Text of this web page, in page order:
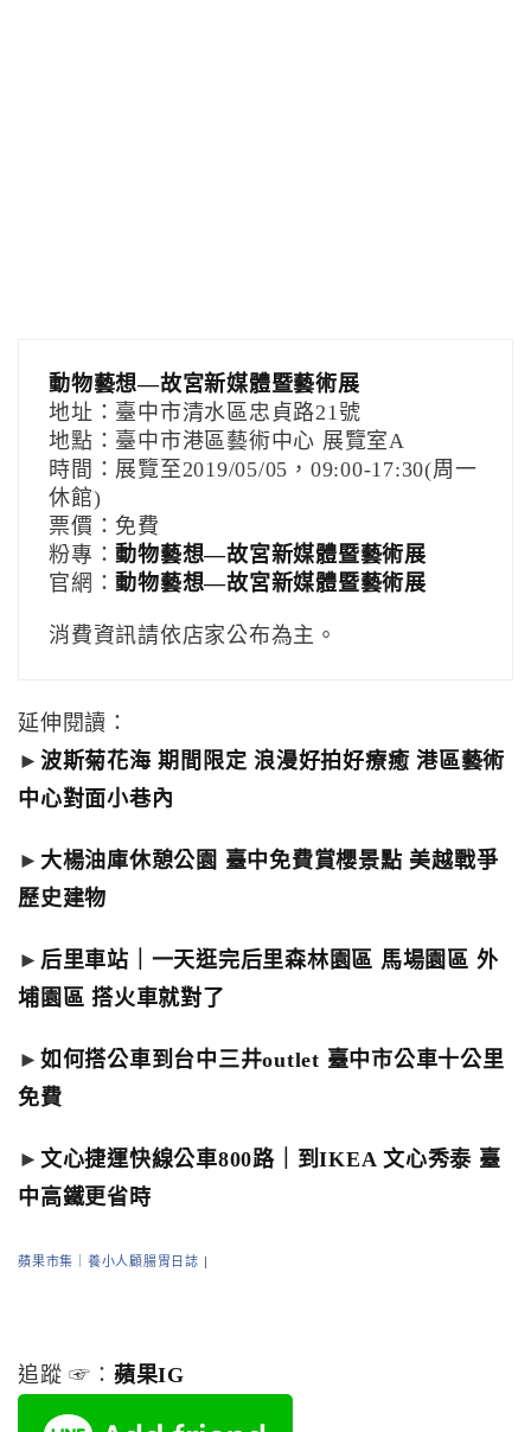
動物藝想—故宮新媒體暨藝術展
地址：臺中市清水區忠貞路21號
地點：臺中市港區藝術中心 展覽室A
時間：展覽至2019/05/05，09:00-17:30(周一
休館)
票價：免費
粉專：動物藝想—故宮新媒體暨藝術展
官網：動物藝想—故宮新媒體暨藝術展
消費資訊請依店家公布為主。
延伸閱讀：
► 波斯菊花海 期間限定 浪漫好拍好療癒 港區藝術
中心對面小巷內
► 大楊油庫休憩公園 臺中免費賞櫻景點 美越戰爭
歷史建物
► 后里車站｜一天逛完后里森林園區 馬場園區 外
埔園區 搭火車就對了
► 如何搭公車到台中三井outlet 臺中市公車十公里
免費
► 文心捷運快線公車800路｜到IKEA 文心秀泰 臺
中高鐵更省時
蘋果市集｜養小人顧腸胃日誌 |
追蹤 ☞： 蘋果IG